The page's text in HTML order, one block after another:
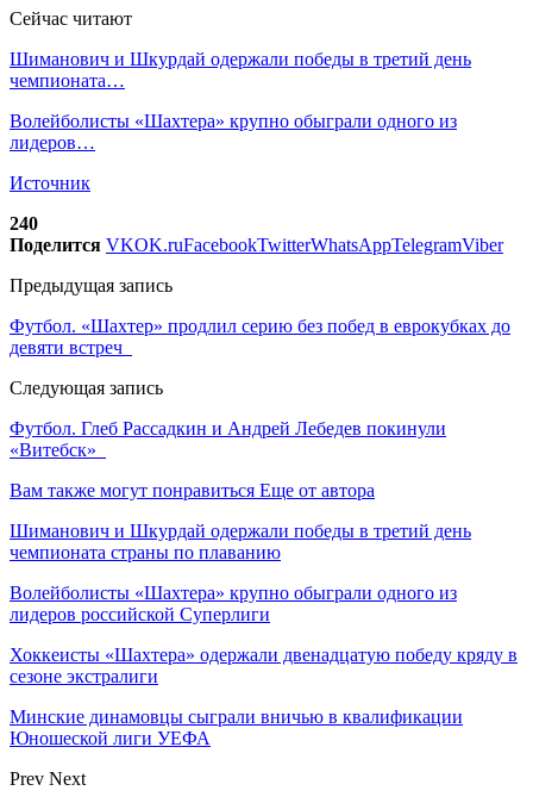
Сейчас читают
Шиманович и Шкурдай одержали победы в третий день
чемпионата…
Волейболисты «Шахтера» крупно обыграли одного из
лидеров…
Источник
240
Поделится VKOK.ruFacebookTwitterWhatsAppTelegramViber
Предыдущая запись
Футбол. «Шахтер» продлил серию без побед в еврокубках до
девяти встреч
Следующая запись
Футбол. Глеб Рассадкин и Андрей Лебедев покинули
«Витебск»
Вам также могут понравиться Еще от автора
Шиманович и Шкурдай одержали победы в третий день
чемпионата страны по плаванию
Волейболисты «Шахтера» крупно обыграли одного из
лидеров российской Суперлиги
Хоккеисты «Шахтера» одержали двенадцатую победу кряду в
сезоне экстралиги
Минские динамовцы сыграли вничью в квалификации
Юношеской лиги УЕФА
Prev Next